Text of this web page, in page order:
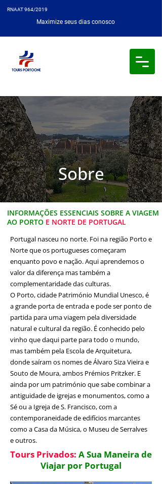
RNAAT 964/2019
Maximize seus dias conosco
Sobre
INFORMAÇÕES ESSENCIAIS SOBRE A VIAGEM
AO PORTO E NORTE DE PORTUGAL
Portugal nasceu no norte. Foi na região Porto e
Norte que os portugueses começaram
enquanto povo e nação. Aqui aprendemos o
valor da diferença mas também a
complementaridade das culturas.
O Porto, cidade Património Mundial Unesco, é
a grande porta de entrada e pode ser ponto de
partida para uma viagem pela diversidade
natural e cultural da região. É conhecido pelo
vinho que daqui parte para todo o mundo,
mas também pela Escola de Arquitetura,
donde saíram os nomes de Álvaro Siza Vieira e
Souto de Moura, ambos Prémios Pritzker. E
ainda por um património que sabe combinar a
antiguidade de igrejas e monumentos, como a
Sé ou a Igreja de S. Francisco, com a
contemporaneidade de edifícios marcantes
como a Casa da Música, o Museu de Serralves
e outros.
Tours Privados: A Sua Maneira de
Viajar por Portugal